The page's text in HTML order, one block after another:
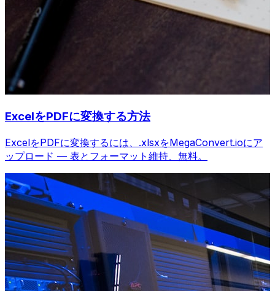
ExcelをPDFに変換する方法
ExcelをPDFに変換するには、.xlsxをMegaConvert.ioにア
ップロード — 表とフォーマット維持、無料。